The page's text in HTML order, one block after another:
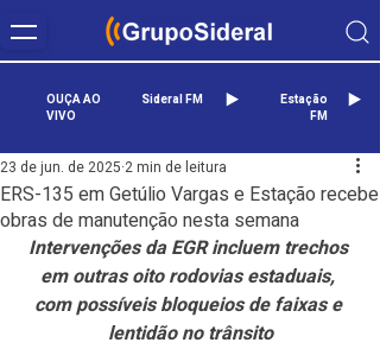
OUÇA AO
VIVO
Sideral FM
Estação
FM
ERS-135 em Getúlio Vargas e Estação recebe
obras de manutenção nesta semana
23 de jun. de 2025 2 min de leitura
Intervenções da EGR incluem trechos
em outras oito rodovias estaduais,
com possíveis bloqueios de faixas e
lentidão no trânsito